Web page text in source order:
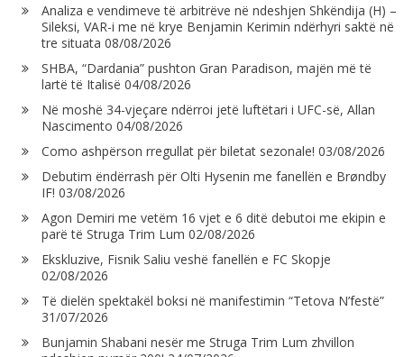
Analiza e vendimeve të arbitrëve në ndeshjen Shkëndija (H) –
Sileksi, VAR-i me në krye Benjamin Kerimin ndërhyri saktë në
tre situata 08/08/2026
SHBA, “Dardania” pushton Gran Paradison, majën më të
lartë të Italisë 04/08/2026
Në moshë 34-vjeçare ndërroi jetë luftëtari i UFC-së, Allan
Nascimento 04/08/2026
Como ashpërson rregullat për biletat sezonale! 03/08/2026
Debutim ëndërrash për Olti Hysenin me fanellën e Brøndby
IF! 03/08/2026
Agon Demiri me vetëm 16 vjet e 6 ditë debutoi me ekipin e
parë të Struga Trim Lum 02/08/2026
Ekskluzive, Fisnik Saliu veshë fanellën e FC Skopje
02/08/2026
Të dielën spektakël boksi në manifestimin “Tetova N’festë”
31/07/2026
Bunjamin Shabani nesër me Struga Trim Lum zhvillon